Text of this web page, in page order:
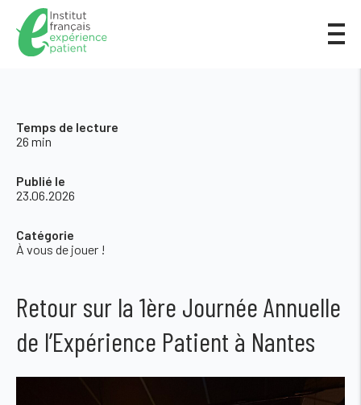
Temps de lecture
26 min
Publié le
23.06.2026
Catégorie
À vous de jouer !
Retour sur la 1ère Journée Annuelle
de l’Expérience Patient à Nantes